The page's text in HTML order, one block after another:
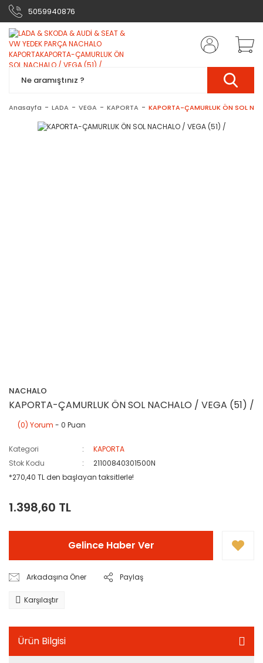
5059940876
Anasayfa LADA VEGA KAPORTA KAPORTA-ÇAMURLUK ÖN SOL
NACHALO
KAPORTA-ÇAMURLUK ÖN SOL NACHALO / VEGA (51) /
(0) Yorum - 0 Puan
Kategori
KAPORTA
Stok Kodu
21100840301500N
*270,40 TL den başlayan taksitlerle!
1.398,60 TL
Gelince Haber Ver
Arkadaşına Öner Paylaş
Karşılaştır
Ürün Bilgisi